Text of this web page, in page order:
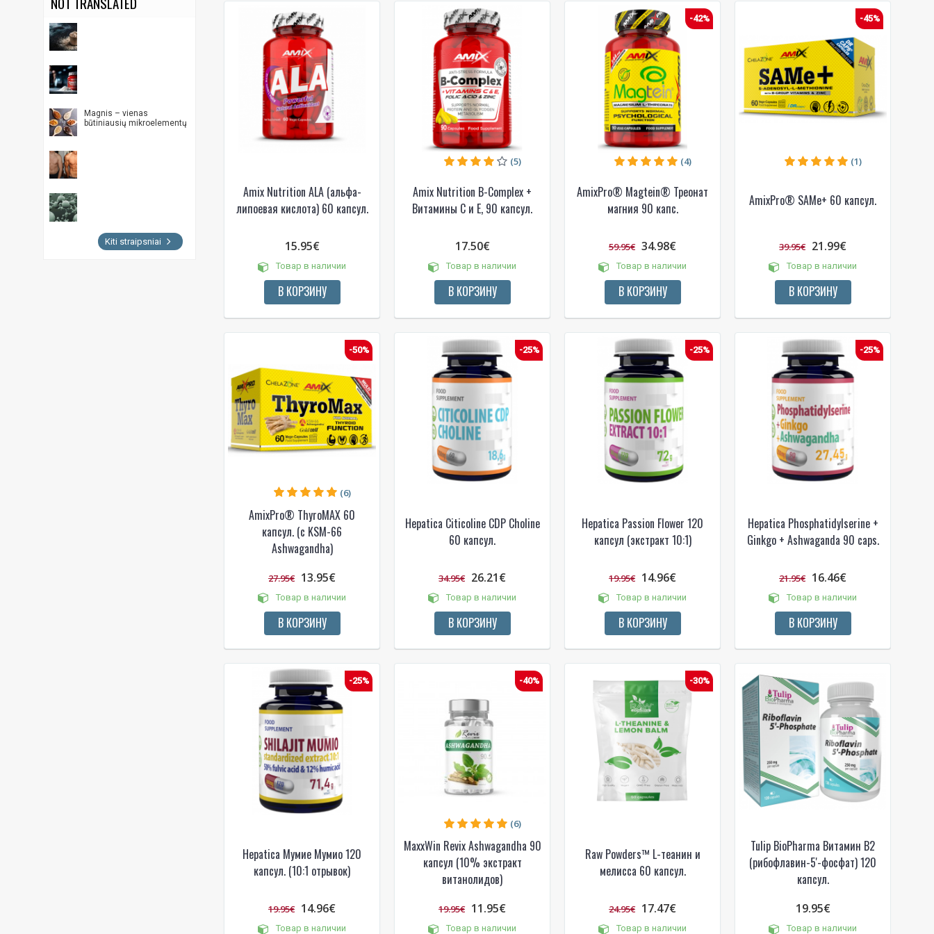
Magnis – vienas
būtiniausių mikroelementų
Kiti straipsniai
Amix Nutrition ALA (альфа-
липоевая кислота) 60 капсул.
15.95€
Товар в наличии
В КОРЗИНУ
Amix Nutrition B-Complex +
Витамины C и E, 90 капсул.
(5)
17.50€
Товар в наличии
В КОРЗИНУ
-42%
AmixPro® Magtein® Треонат
магния 90 капс.
(4)
59.95€ 34.98€
Товар в наличии
В КОРЗИНУ
-45%
AmixPro® SAMe+ 60 капсул.
(1)
39.95€ 21.99€
Товар в наличии
В КОРЗИНУ
-50%
AmixPro® ThyroMAX 60
капсул. (с KSM-66
Ashwagandha)
(6)
27.95€ 13.95€
Товар в наличии
В КОРЗИНУ
-25%
Hepatica Citicoline CDP Choline
60 капсул.
34.95€ 26.21€
Товар в наличии
В КОРЗИНУ
-25%
Hepatica Passion Flower 120
капсул (экстракт 10:1)
19.95€ 14.96€
Товар в наличии
В КОРЗИНУ
-25%
Hepatica Phosphatidylserine +
Ginkgo + Ashwaganda 90 caps.
21.95€ 16.46€
Товар в наличии
В КОРЗИНУ
-25%
Hepatica Мумие Мумио 120
капсул. (10:1 отрывок)
19.95€ 14.96€
Товар в наличии
-40%
MaxxWin Revix Ashwagandha 90
капсул (10% экстракт
витанолидов)
(6)
19.95€ 11.95€
Товар в наличии
-30%
Raw Powders™ L-теанин и
мелисса 60 капсул.
24.95€ 17.47€
Товар в наличии
Tulip BioPharma Витамин B2
(рибофлавин-5'-фосфат) 120
капсул.
19.95€
Товар в наличии
Gauti pasiūlymus ir nuolaidas
Sužinoti, kaip mes apsaugome ir tvarkome
Jūsų duomenis galite perskaitę mūsų
privatumo politikos sąlygas.
PRENUMERUOTI